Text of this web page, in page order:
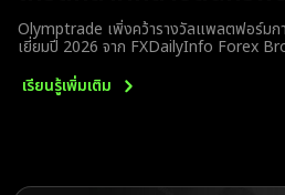
Olymptrade เพิ่งคว้ารางวัลแพลตฟอร์มก
เยี่ยมปี 2026 จาก FXDailyInfo Forex
เรียนรู้เพิ่มเติม